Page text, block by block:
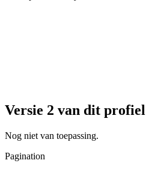
Versie 2 van dit profiel
Nog niet van toepassing.
Pagination